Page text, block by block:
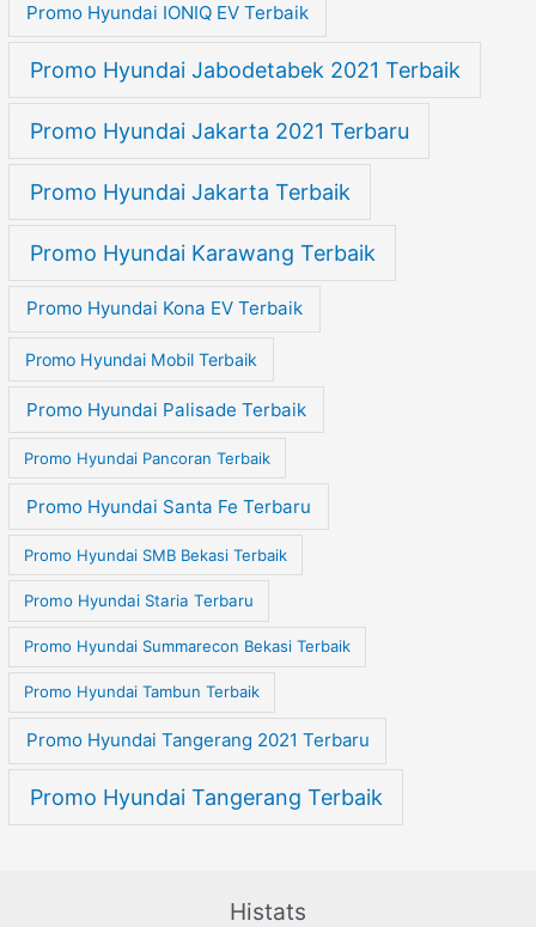
Promo Hyundai IONIQ EV Terbaik
Promo Hyundai Jabodetabek 2021 Terbaik
Promo Hyundai Jakarta 2021 Terbaru
Promo Hyundai Jakarta Terbaik
Promo Hyundai Karawang Terbaik
Promo Hyundai Kona EV Terbaik
Promo Hyundai Mobil Terbaik
Promo Hyundai Palisade Terbaik
Promo Hyundai Pancoran Terbaik
Promo Hyundai Santa Fe Terbaru
Promo Hyundai SMB Bekasi Terbaik
Promo Hyundai Staria Terbaru
Promo Hyundai Summarecon Bekasi Terbaik
Promo Hyundai Tambun Terbaik
Promo Hyundai Tangerang 2021 Terbaru
Promo Hyundai Tangerang Terbaik
Histats